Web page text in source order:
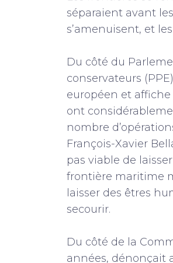
séparaient avant
s’amenuisent, et
Du côté du
conservateurs
européen et
ont
nombre
François-Xavier
pas viable de
frontière maritime
laisser des êtres
secourir.
Du côté de la
années, dénonçait